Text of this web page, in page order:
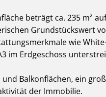
beträgt ca. 235 m²
Grundstückswert
wie
im Erdgeschoss
und Balkonflächen, ein
der Immobilie.